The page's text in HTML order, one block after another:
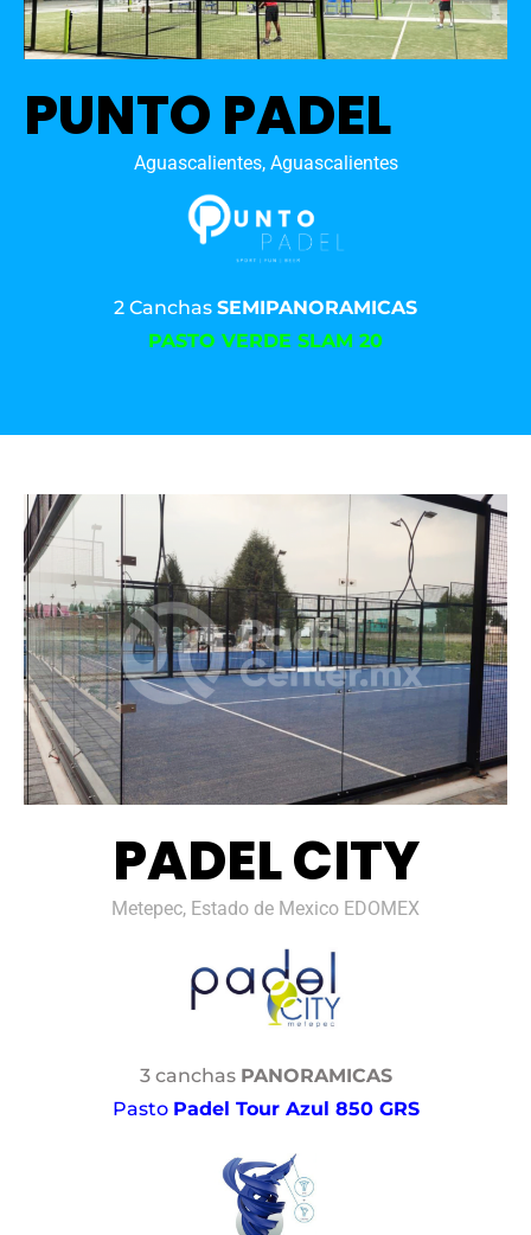
PUNTO PADEL
Aguascalientes, Aguascalientes
2 Canchas SEMIPANORAMICAS
PASTO VERDE SLAM 20
PADEL CITY
Metepec, Estado de Mexico EDOMEX
3 canchas PANORAMICAS
Pasto Padel Tour Azul 850 GRS